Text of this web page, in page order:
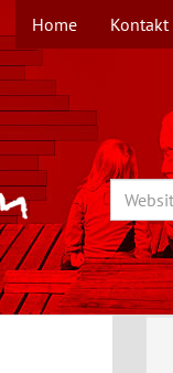
TOPMENÜ
Home Kontakt
Search